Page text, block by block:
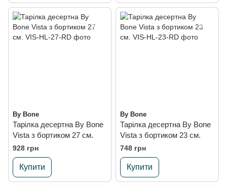
By Bone
Тарілка десертна By Bone
Vista з бортиком 27 см.
928 грн
Купити
By Bone
Тарілка десертна By Bone
Vista з бортиком 23 см.
748 грн
Купити